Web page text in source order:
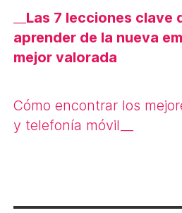
Navegación
de
entradas
Las 7 lecciones clave
aprender de la nueva
mejor valorada
Cómo encontrar los
y telefonía móvil